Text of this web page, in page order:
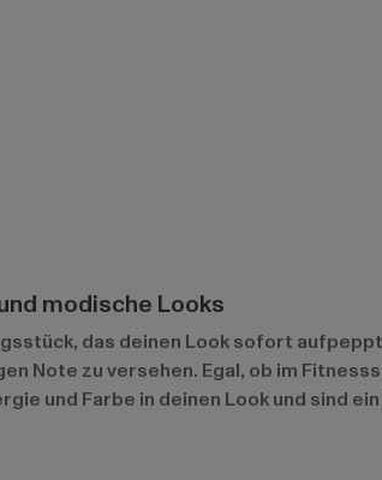
modische Looks
das deinen Look sofort
zu versehen. Egal, ob im
und Farbe in deinen Look und sind